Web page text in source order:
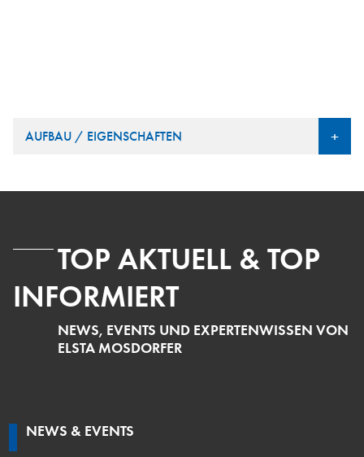
AUFBAU / EIGENSCHAFTEN +
Vorzählerteil regional spezifisch
Zählerfeld / Messfeld
TOP AKTUELL & TOP
INFORMIERT
NEWS, EVENTS UND EXPERTENWISSEN VON
ELSTA MOSDORFER
NEWS & EVENTS